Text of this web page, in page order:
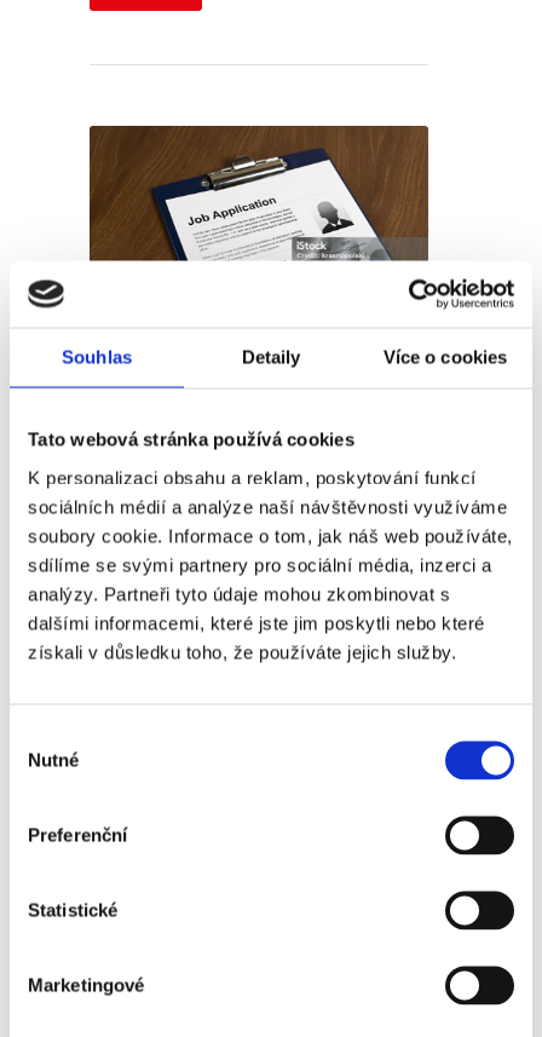
Souhlas Detaily Více o cookies
Tato webová stránka používá cookies
K personalizaci obsahu a reklam, poskytování funkcí
sociálních médií a analýze naší návštěvnosti využíváme
soubory cookie. Informace o tom, jak náš web používáte,
sdílíme se svými partnery pro sociální média, inzerci a
analýzy. Partneři tyto údaje mohou zkombinovat s
dalšími informacemi, které jste jim poskytli nebo které
získali v důsledku toho, že používáte jejich služby.
souhlasu
Nutné
Preferenční
Statistické
Marketingové
Krok za krokem – efektivní
PublikovalBarbora Šugárková
Přemýšlíte, jak efektivně hledat práci, a jak
zabránit tomu, aby Váš životopis nebyl jen
další do počtu? Na to se podíváme s
Petrou.